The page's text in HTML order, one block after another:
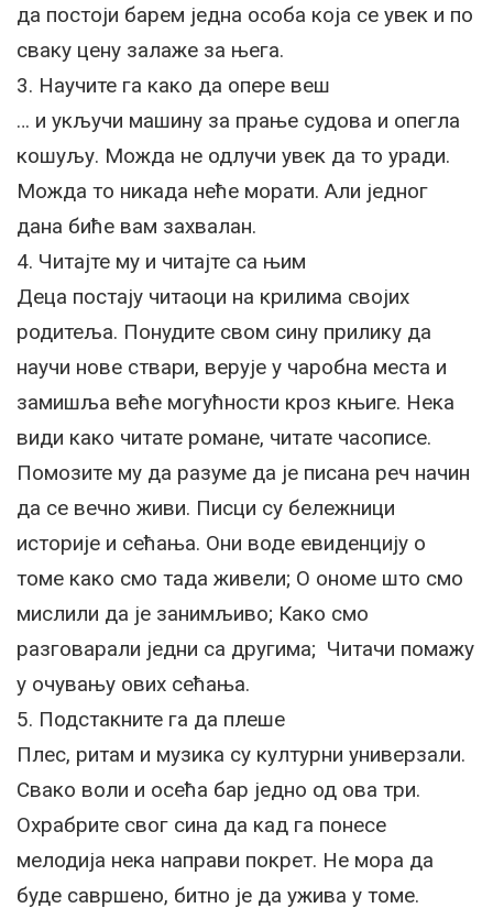
да постоји барем једна особа која се увек и по
сваку цену залаже за њега.
3. Научите га како да опере веш
… и укључи машину за прање судова и опегла
кошуљу. Можда не одлучи увек да то уради.
Можда то никада неће морати. Али једног
дана биће вам захвалан.
4. Читајте му и читајте са њим
Деца постају читаоци на крилима својих
родитеља. Понудите свом сину прилику да
научи нове ствари, верује у чаробна места и
замишља веће могућности кроз књиге. Нека
види како читате романе, читате часописе.
Помозите му да разуме да је писана реч начин
да се вечно живи. Писци су бележници
историје и сећања. Они воде евиденцију о
томе како смо тада живели; О ономе што смо
мислили да је занимљиво; Како смо
разговарали једни са другима; Читачи помажу
у очувању ових сећања.
5. Подстакните га да плеше
Плес, ритам и музика су културни универзали.
Свако воли и осећа бар једно од ова три.
Охрабрите свог сина да кад га понесе
мелодија нека направи покрет. Не мора да
буде савршено, битно је да ужива у томе.